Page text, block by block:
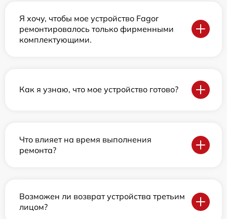
Я хочу, чтобы мое устройство Fagor
ремонтировалось только фирменными
комплектующими.
Как я узнаю, что мое устройство готово?
Что влияет на время выполнения
ремонта?
Возможен ли возврат устройства третьим
лицом?